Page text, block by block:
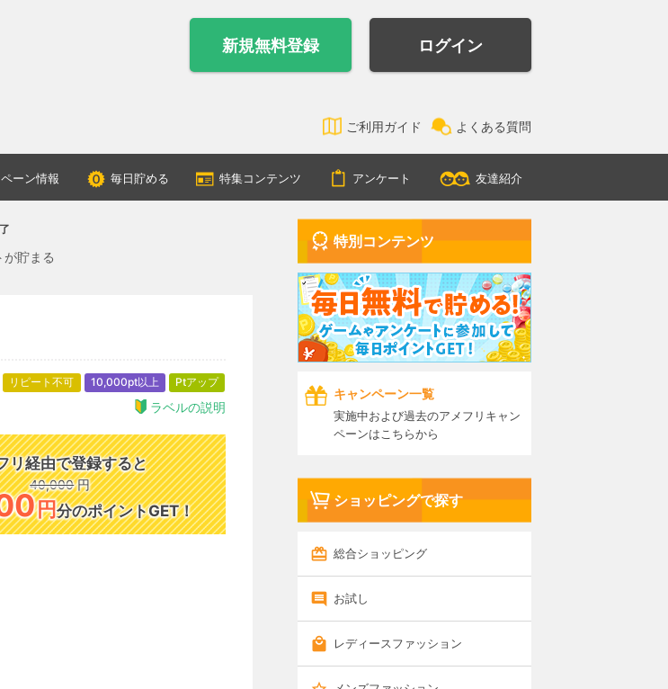
新規無料登録 ログイン
ご利用ガイド よくある質問
ーン情報 毎日貯める 特集コンテンツ アンケート 友達紹介
貯まる
リピート不可 10,000pt以上 Ptアップ
ラベルの説明
リ経由で登録すると
40,000 円
円分のポイントGET！
特別コンテンツ
キャンペーン一覧
実施中および過去のアメフリキャン
ペーンはこちらから
ショッピングで探す
総合ショッピング
お試し
レディースファッション